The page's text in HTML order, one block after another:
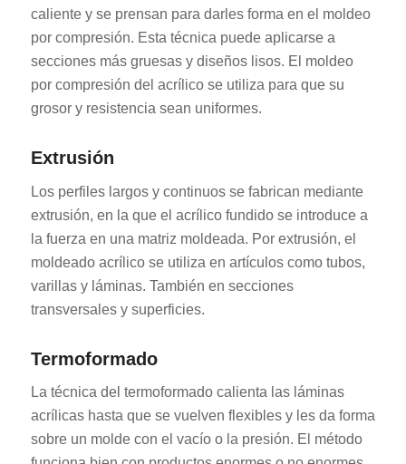
caliente y se prensan para darles forma en el moldeo
por compresión. Esta técnica puede aplicarse a
secciones más gruesas y diseños lisos. El moldeo
por compresión del acrílico se utiliza para que su
grosor y resistencia sean uniformes.
Extrusión
Los perfiles largos y continuos se fabrican mediante
extrusión, en la que el acrílico fundido se introduce a
la fuerza en una matriz moldeada. Por extrusión, el
moldeado acrílico se utiliza en artículos como tubos,
varillas y láminas. También en secciones
transversales y superficies.
Termoformado
La técnica del termoformado calienta las láminas
acrílicas hasta que se vuelven flexibles y les da forma
sobre un molde con el vacío o la presión. El método